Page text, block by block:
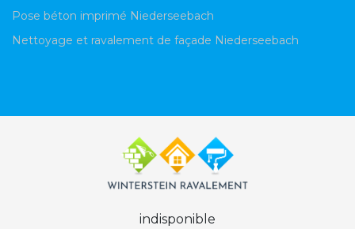
Pose béton imprimé Niederseebach
Nettoyage et ravalement de façade Niederseebach
indisponible